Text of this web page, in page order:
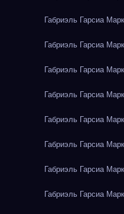
Габриэль Гарсиа
Габриэль Гарсиа
Габриэль Гарсиа
Габриэль Гарсиа
Габриэль Гарсиа
Габриэль Гарсиа
Габриэль Гарсиа
Габриэль Гарсиа